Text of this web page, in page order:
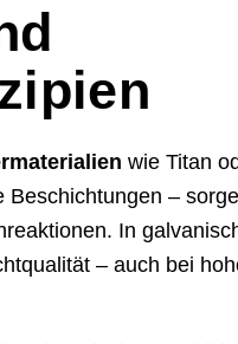
wie Titan
Beschichtungen –
In
– auch bei